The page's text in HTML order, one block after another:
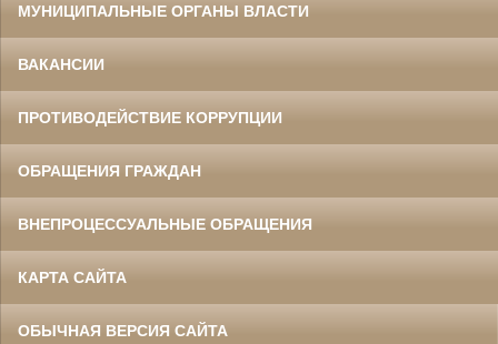
МУНИЦИПАЛЬНЫЕ ОРГАНЫ ВЛАСТИ
ВАКАНСИИ
ПРОТИВОДЕЙСТВИЕ КОРРУПЦИИ
ОБРАЩЕНИЯ ГРАЖДАН
ВНЕПРОЦЕССУАЛЬНЫЕ ОБРАЩЕНИЯ
КАРТА САЙТА
ОБЫЧНАЯ ВЕРСИЯ САЙТА